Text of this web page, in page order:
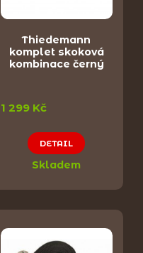
Thiedemann
komplet skoková
kombinace černý
1 299 Kč
DETAIL
Skladem